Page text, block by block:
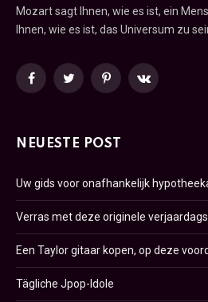
Mozart sagt Ihnen, wie es ist, ein
Ihnen, wie es ist, das Universum zu
FacebookTwitterPinterestVKontakte
NEUESTE POST
Uw gids voor onafhankelijk
Verras met deze originele
Een Taylor gitaar kopen, op deze
Tägliche Jpop-Idole